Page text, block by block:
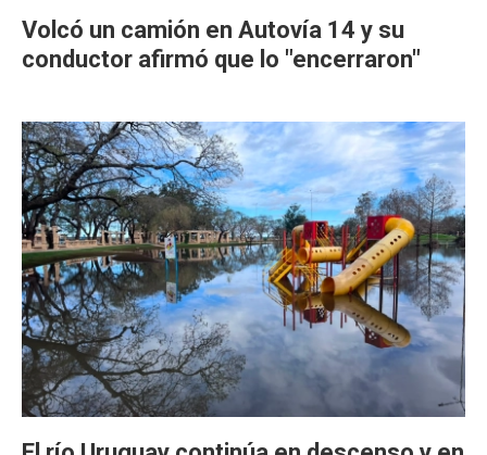
Volcó un camión en Autovía 14 y su
conductor afirmó que lo "encerraron"